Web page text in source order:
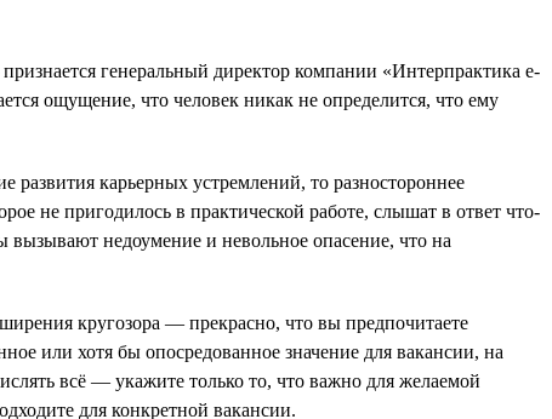
генеральный директор компании «Интерпрактика e-
ощущение, что человек никак не определится, что ему
карьерных устремлений, то разностороннее
не пригодилось в практической работе, слышат в ответ что-
недоумение и невольное опасение, что на
кругозора — прекрасно, что вы предпочитаете
или хотя бы опосредованное значение для вакансии, на
всё — укажите только то, что важно для желаемой
для конкретной вакансии.